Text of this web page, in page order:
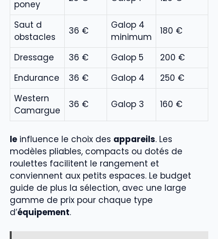
poney
Saut d
obstacles
36 €
Galop 4
minimum
180 €
Dressage 36 € Galop 5
200 €
Endurance
36 € Galop 4
250 €
Western
Camargue
36 € Galop 3 160 €
le influence le choix des appareils. Les
modèles pliables, compacts ou dotés de
roulettes facilitent le rangement et
conviennent aux petits espaces. Le budget
guide de plus la sélection, avec une large
gamme de prix pour chaque type
d’équipement.